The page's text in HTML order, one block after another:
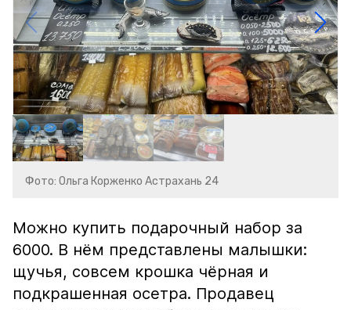
Фото: Ольга Корженко Астрахань 24
Можно купить подарочный набор за
6000. В нём представлены малышки:
щучья, совсем крошка чёрная и
подкрашенная осетра. Продавец